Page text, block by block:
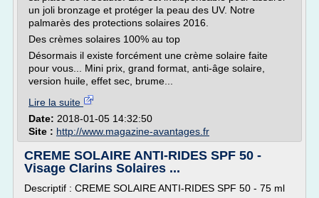
un joli bronzage et protéger la peau des UV. Notre
palmarès des protections solaires 2016.
Des crèmes solaires 100% au top
Désormais il existe forcément une crème solaire faite
pour vous... Mini prix, grand format, anti-âge solaire,
version huile, effet sec, brume...
Lire la suite
Date: 2018-01-05 14:32:50
Site : http://www.magazine-avantages.fr
CREME SOLAIRE ANTI-RIDES SPF 50 -
Visage Clarins Solaires ...
Descriptif : CREME SOLAIRE ANTI-RIDES SPF 50 - 75 ml